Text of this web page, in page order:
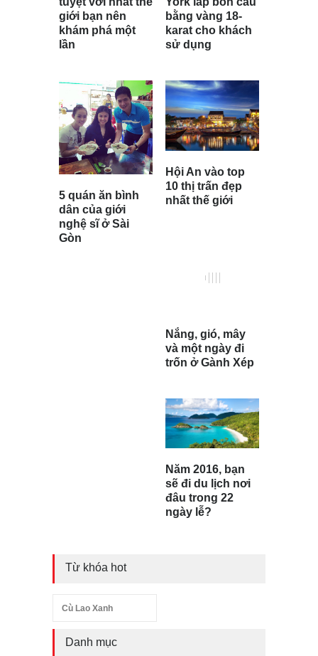
giới bạn nên
khám phá một
lần
5 quán ăn bình
dân của giới
nghệ sĩ ở Sài
Gòn
bằng vàng 18-
karat cho khách
sử dụng
Hội An vào top
10 thị trấn đẹp
nhất thế giới
Nắng, gió, mây
và một ngày đi
trốn ở Gành Xép
Năm 2016, bạn
sẽ đi du lịch nơi
đâu trong 22
ngày lễ?
Từ khóa hot
Cù Lao Xanh
Danh mục